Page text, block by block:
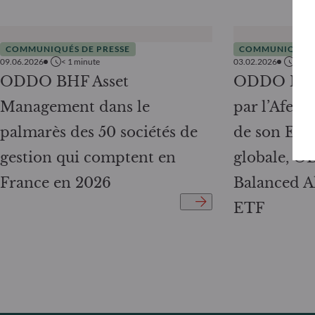
COMMUNIQUÉS DE PRESSE
09.06.2026
< 1 minute
ODDO BHF Asset
Management dans le
palmarès des 50 sociétés de
gestion qui comptent en
France en 2026
COMMUNIQUÉS
03.02.2026
ODDO
par l’Afer
de son
globale,
Balanced
ETF